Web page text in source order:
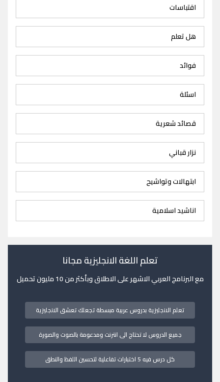
اقتباسات
هل تعلم
فوائد
اسئلة
قصائد شعرية
نزار قباني
ابتهالات وتواشيح
اناشيد اسلامية
تعلم اللغة الانجليزية مجانا
مع البرنامج العربي الاشهر على الاطلاق وبأكثر من 10 مليون تحميل
تعلم الانجليزية بدروس عربية مبسطة تجعلك تعشق الانجليزية
جميع الدروس لا تحتاج الى انترنت ومدعومة بالصوت والصورة
كل درس فيه 5 اختبارات تفاعلية لتحسين اللفظ والنطق